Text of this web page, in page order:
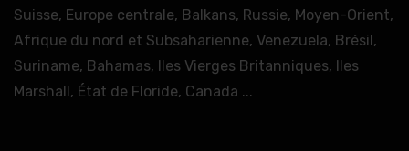
Suisse, Europe centrale, Balkans, Russie, Moyen-Orient,
Afrique du nord et Subsaharienne, Venezuela, Brésil,
Suriname, Bahamas, Iles Vierges Britanniques, Iles
Marshall, État de Floride, Canada ...